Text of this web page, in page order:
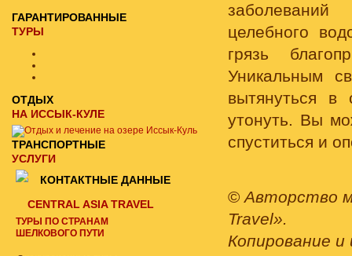
заболеваний
целебного
грязь
Уникальным
вытянуться
утонуть. Вы
спуститься и
© Авторство
Travel».
Копирование
ГАРАНТИРОВАННЫЕ
ТУРЫ
ОТДЫХ
НА ИССЫК-КУЛЕ
ТРАНСПОРТНЫЕ
УСЛУГИ
КОНТАКТНЫЕ ДАННЫЕ
CENTRAL ASIA TRAVEL
ТУРЫ ПО СТРАНАМ
ШЕЛКОВОГО ПУТИ